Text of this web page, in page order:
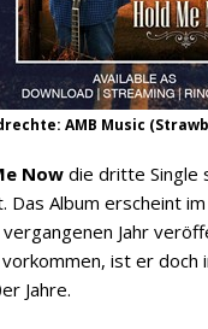
AMB Music
Now die dritte Single
Das Album erscheint
vergangenen Jahr
ist er doch
Jahre.